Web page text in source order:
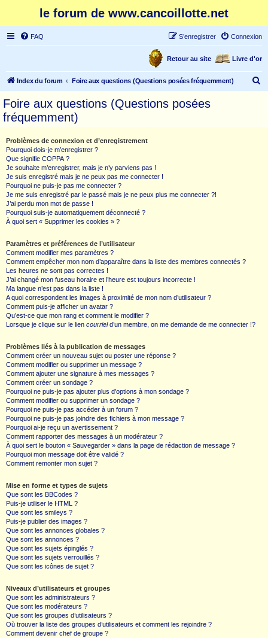
le forum de www.cancoillotte.net
FAQ Connexion
S’enregistrer
Livre d'or
Retour au site
Index du forum Foire aux questions (Questions posées fréquemment)
Foire aux questions (Questions posées
fréquemment)
Problèmes de connexion et d’enregistrement
Pourquoi dois-je m’enregistrer ?
Que signifie COPPA ?
Je souhaite m’enregistrer, mais je n’y parviens pas !
Je suis enregistré mais je ne peux pas me connecter !
Pourquoi ne puis-je pas me connecter ?
Je me suis enregistré par le passé mais je ne peux plus me connecter ?!
J’ai perdu mon mot de passe !
Pourquoi suis-je automatiquement déconnecté ?
À quoi sert « Supprimer les cookies » ?
Paramètres et préférences de l’utilisateur
Comment modifier mes paramètres ?
Comment empêcher mon nom d’apparaître dans la liste des membres connectés ?
Les heures ne sont pas correctes !
J’ai changé mon fuseau horaire et l’heure est toujours incorrecte !
Ma langue n’est pas dans la liste !
A quoi correspondent les images à proximité de mon nom d’utilisateur ?
Comment puis-je afficher un avatar ?
Qu’est-ce que mon rang et comment le modifier ?
Lorsque je clique sur le lien courrield’un membre, on me demande de me connecter !?
Problèmes liés à la publication de messages
Comment créer un nouveau sujet ou poster une réponse ?
Comment modifier ou supprimer un message ?
Comment ajouter une signature à mes messages ?
Comment créer un sondage ?
Pourquoi ne puis-je pas ajouter plus d’options à mon sondage ?
Comment modifier ou supprimer un sondage ?
Pourquoi ne puis-je pas accéder à un forum ?
Pourquoi ne puis-je pas joindre des fichiers à mon message ?
Pourquoi ai-je reçu un avertissement ?
Comment rapporter des messages à un modérateur ?
À quoi sert le bouton « Sauvegarder » dans la page de rédaction de message ?
Pourquoi mon message doit être validé ?
Comment remonter mon sujet ?
Mise en forme et types de sujets
Que sont les BBCodes ?
Puis-je utiliser le HTML ?
Que sont les smileys ?
Puis-je publier des images ?
Que sont les annonces globales ?
Que sont les annonces ?
Que sont les sujets épinglés ?
Que sont les sujets verrouillés ?
Que sont les icônes de sujet ?
Niveaux d’utilisateurs et groupes
Que sont les administrateurs ?
Que sont les modérateurs ?
Que sont les groupes d’utilisateurs ?
Où trouver la liste des groupes d’utilisateurs et comment les rejoindre ?
Comment devenir chef de groupe ?